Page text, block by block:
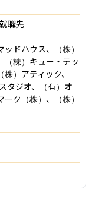
職先
ドハウス、（株）
（株）キュー・テッ
）アティック、
タジオ、（有）オ
ク（株）、（株）